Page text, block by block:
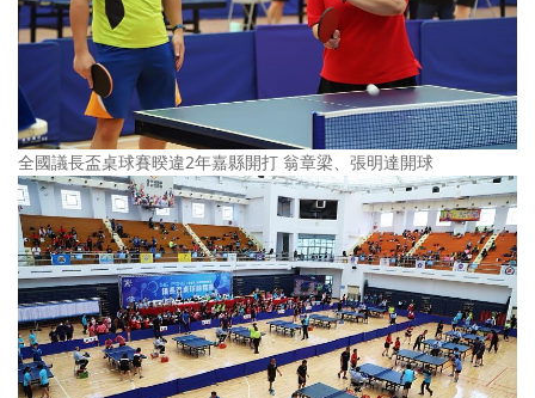
全國議長盃桌球賽暌違2年嘉縣開打 翁章梁、張明達開球